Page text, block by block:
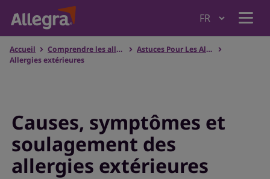
Accueil
Pourquoi Allegra
Accueil Comprendre les allergies
Astuces Pour Les Allergies
Allergies extérieures
Causes, symptômes et
soulagement des
allergies extérieures